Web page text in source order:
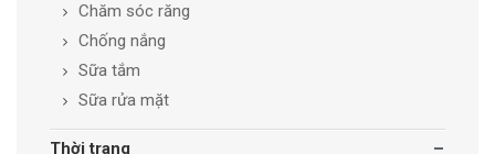
Chăm sóc răng
Chống nắng
Sữa tắm
Sữa rửa mặt
Thời trang